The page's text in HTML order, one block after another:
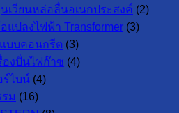
เวียนหล่อลื่นอเนกประสงค์ (2)
แปลงไฟฟ้า Transformer (3)
บบคอนกรีต (3)
องปั่นไฟก๊าซ (4)
ร์ไบน์ (4)
ม (16)